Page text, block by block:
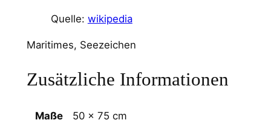
Quelle: wikipedia
Maritimes, Seezeichen
Zusätzliche Informationen
Maße 50 × 75 cm